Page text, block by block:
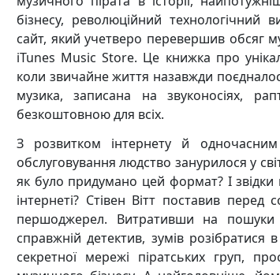
бізнесу, революційний технологічний
сайт, який учетверо перевершив обсяг
iTunes Music Store. Це книжка про
коли звичайне життя назавжди
музика, записана на звуконосіях,
безкоштовною для всіх.
З розвитком інтернету й
обслуговування людство занурилося у
як було придумано цей формат? І звідки
інтернеті? Стівен Вітт поставив
першоджерел. Витративши на пошуки
справжній детектив, зумів розібратися
секретної мережі піратських груп,